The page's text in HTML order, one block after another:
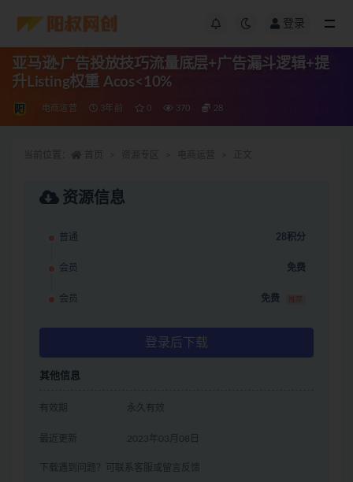
登录
亚马逊·广告投放技巧流量底层+广告漏斗逻辑+提
升Listing权重 Acos<10%
电商运营 3年前 0 370 28
资源信息
普通 28积分
会员 免费
会员 免费 推荐
登录后下载
其他信息
有效期 永久有效
最近更新 2023年03月08日
下载遇到问题？可联系客服或留言反馈